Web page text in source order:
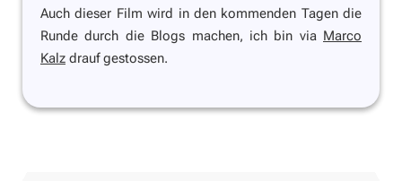
Auch dieser Film wird in den kommenden Tagen die
Runde durch die Blogs machen, ich bin via Marco
Kalz drauf gestossen.